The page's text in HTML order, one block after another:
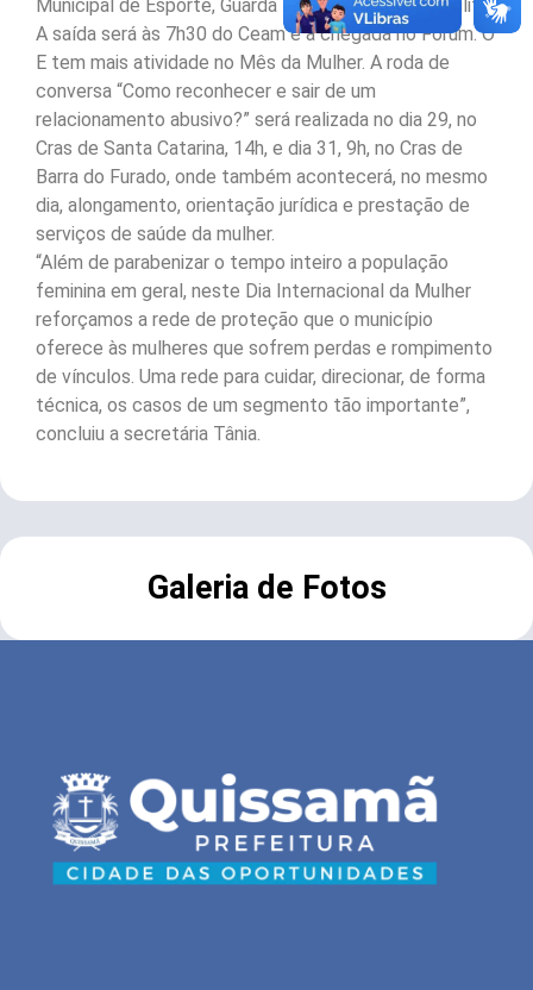
Municipal de Esporte, Guarda Municipal e Polícia Militar.
A saída será às 7h30 do Ceam e a chegada no Fórum. O
E tem mais atividade no Mês da Mulher. A roda de
conversa “Como reconhecer e sair de um
relacionamento abusivo?” será realizada no dia 29, no
Cras de Santa Catarina, 14h, e dia 31, 9h, no Cras de
Barra do Furado, onde também acontecerá, no mesmo
dia, alongamento, orientação jurídica e prestação de
serviços de saúde da mulher.
“Além de parabenizar o tempo inteiro a população
feminina em geral, neste Dia Internacional da Mulher
reforçamos a rede de proteção que o município
oferece às mulheres que sofrem perdas e rompimento
de vínculos. Uma rede para cuidar, direcionar, de forma
técnica, os casos de um segmento tão importante”,
concluiu a secretária Tânia.
Galeria de Fotos